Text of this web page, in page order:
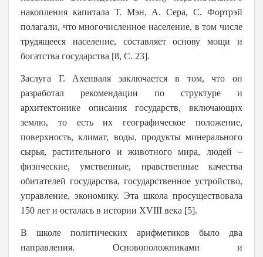
накопления капитала Т. Мэн, А. Сера, С. Фортрэй
полагали, что многочисленное население, в том числе
трудящееся население, составляет основу мощи и
богатства государства [8, С. 23].
Заслуга Г. Ахенваля заключается в том, что он
разработал рекомендации по структуре и
архитектонике описания государств, включающих
землю, то есть их географическое положение,
поверхность, климат, воды, продукты минерального
сырья, растительного и животного мира, людей –
физические, умственные, нравственные качества
обитателей государства, государственное устройство,
управление, экономику. Эта школа просуществовала
150 лет и осталась в истории XVIII века [5].
В школе политических арифметиков было два
направления. Основоположниками и